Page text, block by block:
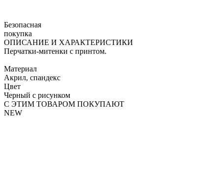
Безопасная
покупка
ОПИСАНИЕ И ХАРАКТЕРИСТИКИ
Перчатки-митенки с принтом.
Материал
Акрил, спандекс
Цвет
Черный с рисунком
С ЭТИМ ТОВАРОМ ПОКУПАЮТ
NEW